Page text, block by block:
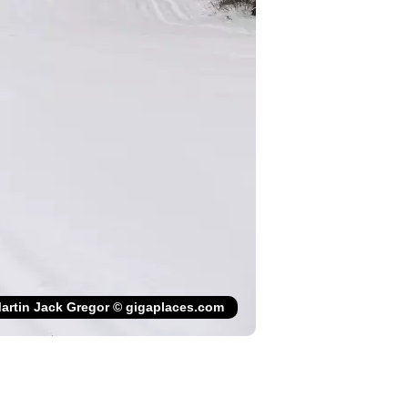
Jack Gregor © gigaplaces.com